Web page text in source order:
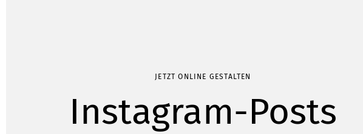
JETZT ONLINE GESTALTEN
Instagram-Posts